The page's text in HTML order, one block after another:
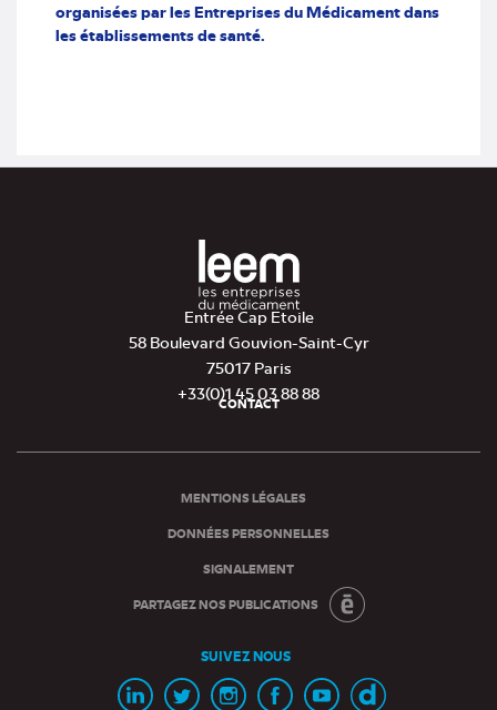
organisées par les Entreprises du Médicament dans
les établissements de santé.
Entrée Cap Etoile
58 Boulevard Gouvion-Saint-Cyr
75017 Paris
+33(0)1 45 03 88 88
de
CONTACT
MENTIONS LÉGALES
DONNÉES PERSONNELLES
SIGNALEMENT
PARTAGEZ NOS PUBLICATIONS
SUIVEZ NOUS
Page Page Page Page ChaineChaine